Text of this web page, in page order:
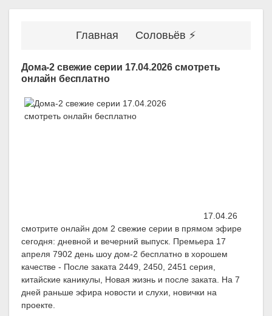
Главная Соловьёв ⚡
Дома-2 свежие серии 17.04.2026 смотреть
онлайн бесплатно
17.04.26
смотрите онлайн дом 2 свежие серии в прямом эфире
сегодня: дневной и вечерний выпуск. Премьера 17
апреля 7902 день шоу дом-2 бесплатно в хорошем
качестве - После заката 2449, 2450, 2451 серия,
китайские каникулы, Новая жизнь и после заката. На 7
дней раньше эфира новости и слухи, новички на
проекте.